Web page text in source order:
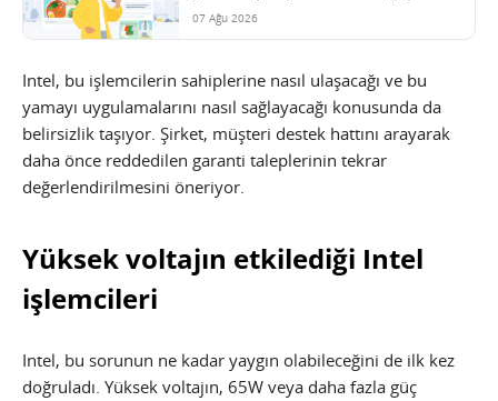
07 Ağu 2026
Intel, bu işlemcilerin sahiplerine nasıl ulaşacağı ve bu
yamayı uygulamalarını nasıl sağlayacağı konusunda da
belirsizlik taşıyor. Şirket, müşteri destek hattını arayarak
daha önce reddedilen garanti taleplerinin tekrar
değerlendirilmesini öneriyor.
Yüksek voltajın etkilediği Intel
işlemcileri
Intel, bu sorunun ne kadar yaygın olabileceğini de ilk kez
doğruladı. Yüksek voltajın, 65W veya daha fazla güç